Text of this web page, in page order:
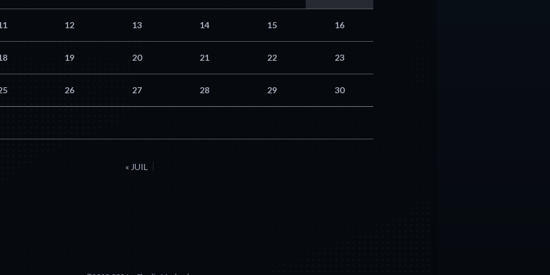
12 13 14 15 16
19 20 21 22 23
26 27 28 29 30
« JUIL